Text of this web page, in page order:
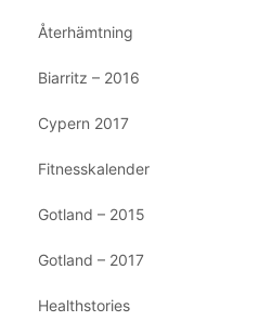
Återhämtning
Biarritz – 2016
Cypern 2017
Fitnesskalender
Gotland – 2015
Gotland – 2017
Healthstories